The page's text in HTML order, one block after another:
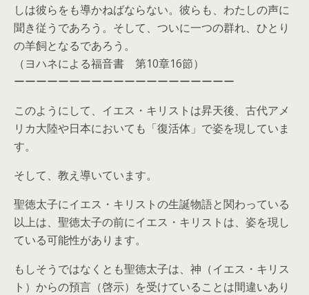
しは彼らをも導かねばならない。彼らも、わたしの声に
聞き従うであろう。そして、ついに一つの群れ、ひとり
の羊飼となるであろう。
（ヨハネによる福音書 第10章16節）
ーーーーーーーーーーーーーーーーーーーー
このようにして、イエス・キリストは昇天後、古代アメ
リカ大陸や日本においても「復活体」で姿を現していま
す。
そして、教え導いています。
聖徳太子にイエス・キリストの生誕物語と関わっている
以上は、聖徳太子の前にイエス・キリストは、姿を現し
ている可能性があります。
もしそうではなくとも聖徳太子は、神（イエス・キリス
ト）からの預言（啓示）を受けていることは間違いあり